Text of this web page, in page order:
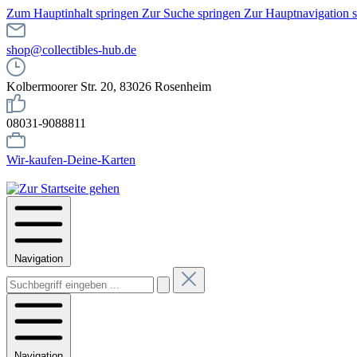
Zum Hauptinhalt springen Zur Suche springen Zur Hauptnavigation
shop@collectibles-hub.de
Kolbermoorer Str. 20, 83026 Rosenheim
08031-9088811
Wir-kaufen-Deine-Karten
Navigation